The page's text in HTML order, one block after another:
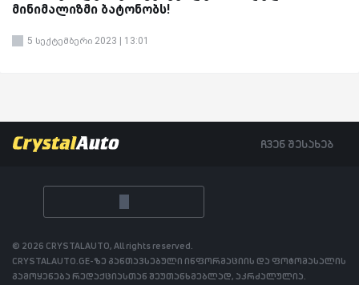
მინიმალიზმი ბატონობს!
5 სექტემბერი 2023 | 13:01
ჩვენ შესახებ
© 2026 CRYSTALAUTO, All rights reserved.
CRYSTALAUTO.GE-ზე განთავსებული ინფორმაციის და ფოტომასალის
გამოყენება რედაქციასთან შეუთანხმებლად, აკრძალულია.